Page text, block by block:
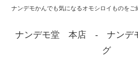
ナンデモかんでも気になるオモシロイものを
ナンデモ堂 本店 - ナンデモ
グ